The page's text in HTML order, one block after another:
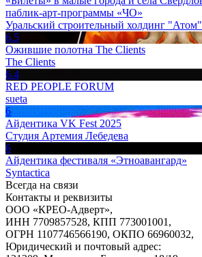
паблик-арт-программы «ЧО»
Уральский строительный холдинг "Атом"
6.5
Ожившие полотна The Clients
The Clients
6.4
RED PEOPLE FORUM
sueta
6
Айдентика VK Fest 2025
Студия Артемия Лебедева
6
Айдентика фестиваля «Этноавангард»
Syntactica
Всегда на связи
Контакты и реквизиты
ООО «КРЕО‐Адверт»,
ИНН 7709857528, КПП 773001001,
ОГРН 1107746566190, ОКПО 66960032,
Юридический и почтовый адрес: